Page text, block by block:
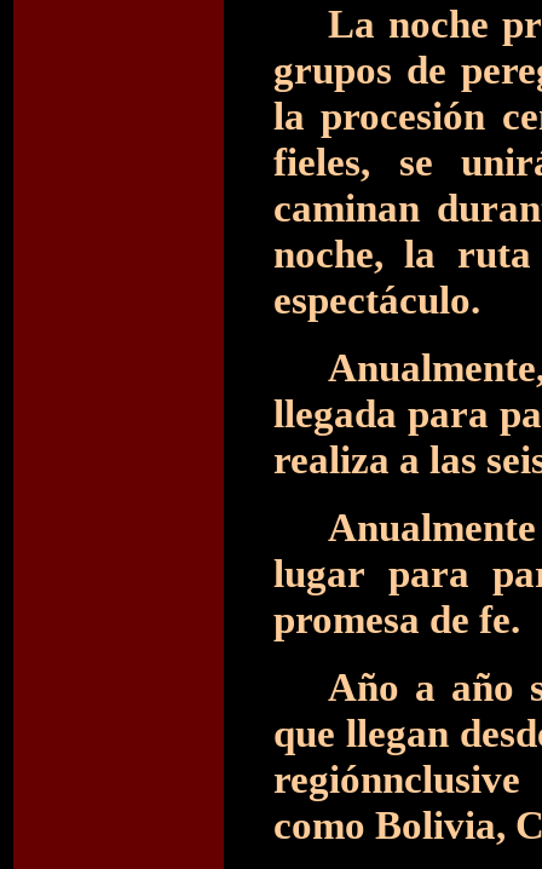
La noche
grupos de
la procesión
fieles, se
caminan
noche, la
espectáculo.
llegada para
realiza a las
lugar para
promesa de fe.
Año a año
que llegan
como Bolivia,